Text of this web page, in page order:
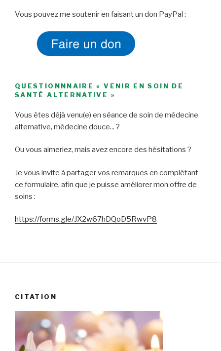
Vous pouvez me soutenir en faisant un don PayPal :
QUESTIONNNAIRE « VENIR EN SOIN DE
SANTÉ ALTERNATIVE »
Vous êtes déjà venu(e) en séance de soin de médecine
alternative, médecine douce... ?
Ou vous aimeriez, mais avez encore des hésitations ?
Je vous invite à partager vos remarques en complétant
ce formulaire, afin que je puisse améliorer mon offre de
soins :
https://forms.gle/JX2w67hDQoD5RwvP8
CITATION